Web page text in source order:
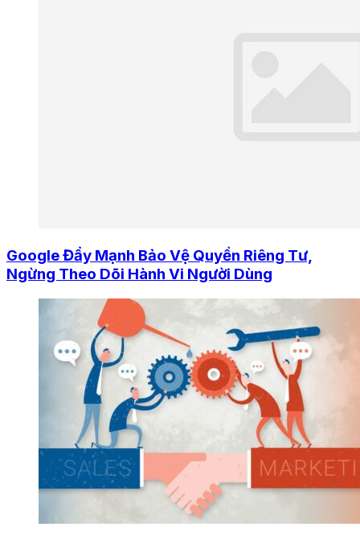
Google Đẩy Mạnh Bảo Vệ Quyền Riêng Tư,
Ngừng Theo Dõi Hành Vi Người Dùng